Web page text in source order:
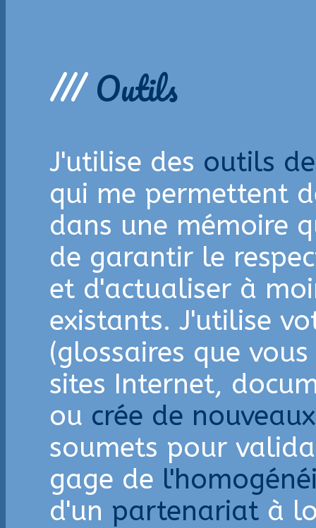
///Outils
J'utilise des outils
qui me permettent
dans une mémoire
de garantir le
et d'actualiser à
existants. J'utilise
(glossaires que
sites Internet,
ou crée de
soumets pour
gage de
d'un partenariat à